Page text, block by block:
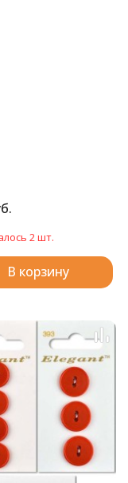
2 шт.
В корзину